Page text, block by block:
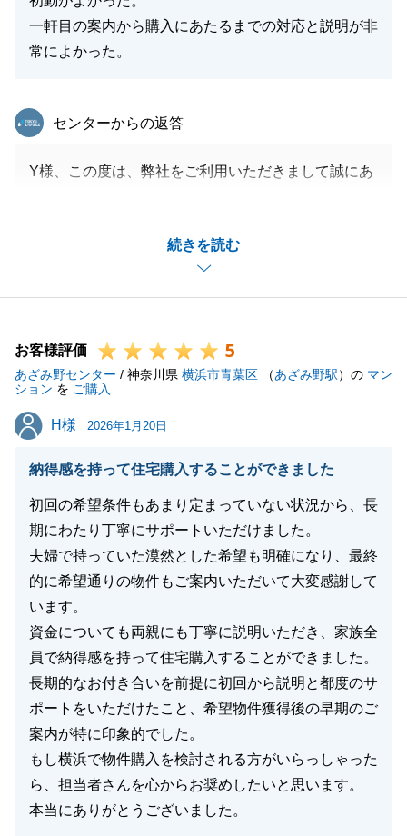
一軒目の案内から購入にあたるまでの対応と説明が非
常によかった。
続きを読む
東急リバブル
センターからの返答
Y様、この度は、弊社をご利用いただきまして誠にあ
ざいましたらお気軽にご相談ください。
お客様評価
5
あざみ野センター / 神奈川県 横浜市青葉区 （あざみ野駅）の マン
ション を ご購入
H様
H様 2026年1月20日
納得感を持って住宅購入することができました
初回の希望条件もあまり定まっていない状況から、長
期にわたり丁寧にサポートいただけました。
夫婦で持っていた漠然とした希望も明確になり、最終
的に希望通りの物件もご案内いただいて大変感謝して
います。
資金についても両親にも丁寧に説明いただき、家族全
員で納得感を持って住宅購入することができました。
長期的なお付き合いを前提に初回から説明と都度のサ
ポートをいただけたこと、希望物件獲得後の早期のご
案内が特に印象的でした。
もし横浜で物件購入を検討される方がいらっしゃった
ら、担当者さんを心からお奨めしたいと思います。
本当にありがとうございました。